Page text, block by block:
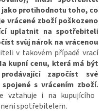
protihodnotu toho, co
vrácené zboží poškozeno
uplatnit na spotřebiteli
svůj nárok na vrácenou
v takovém případě vrací
kupní cenu, která má být
započíst své
s vrácením zboží.
vztahuje i na kupujícího
spotřebitelem.